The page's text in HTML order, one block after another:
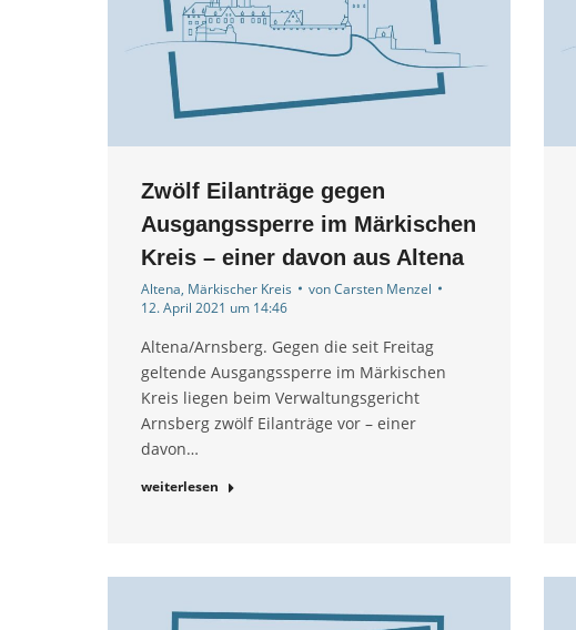
Zwölf Eilanträge gegen
Ausgangssperre im Märkischen
Kreis – einer davon aus Altena
Altena, Märkischer Kreis vonCarsten Menzel
12. April 2021 um 14:46
Altena/Arnsberg. Gegen die seit Freitag
geltende Ausgangssperre im Märkischen
Kreis liegen beim Verwaltungsgericht
Arnsberg zwölf Eilanträge vor – einer
davon…
weiterlesen